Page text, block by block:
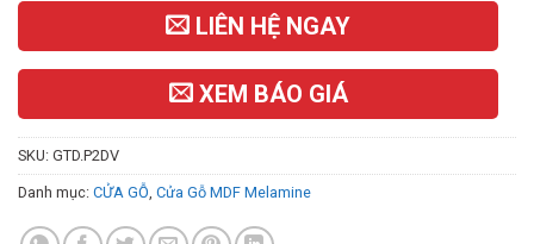
LIÊN HỆ NGAY
XEM BÁO GIÁ
SKU: GTD.P2DV
Danh mục: CỬA GỖ, Cửa Gỗ MDF Melamine